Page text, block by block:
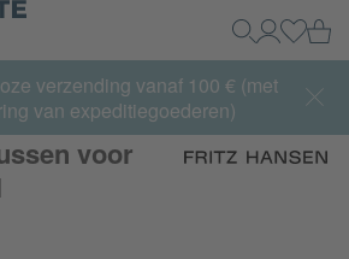
Home
Zoeken
Mijn
tot 65% korting >> nu bestellen
verzending vanaf 100 € (met
van expeditiegoederen)
voor